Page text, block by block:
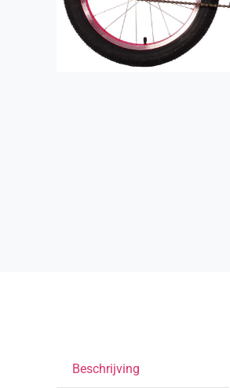
Beschrijving